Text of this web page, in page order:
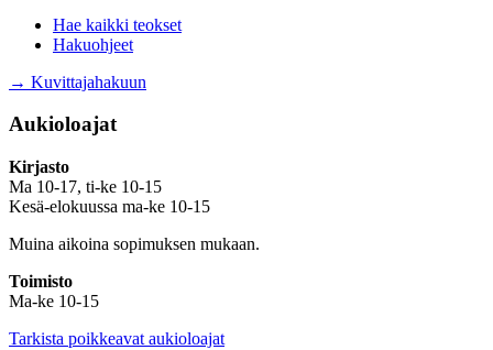
Hae kaikki teokset
Hakuohjeet
→ Kuvittajahakuun
Aukioloajat
Kirjasto
Ma 10-17, ti-ke 10-15
Kesä-elokuussa ma-ke 10-15
Muina aikoina sopimuksen mukaan.
Toimisto
Ma-ke 10-15
Tarkista poikkeavat aukioloajat